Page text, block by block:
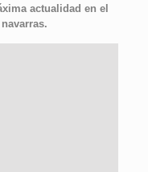
actualidad en el